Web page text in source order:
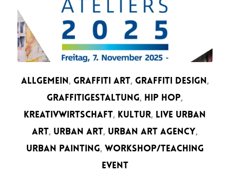
ALLGEMEIN, GRAFFITI ART, GRAFFITI DESIGN,
GRAFFITIGESTALTUNG, HIP HOP,
KREATIVWIRTSCHAFT, KULTUR, LIVE URBAN
ART, URBAN ART, URBAN ART AGENCY,
URBAN PAINTING, WORKSHOP/TEACHING
EVENT